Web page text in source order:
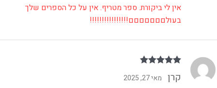
אין לי ביקורת. ספר מטריף. אין על כל הספרים שלך
בעולםםםםםםם!!!!!!!!!!!!!!!!
דורג 5קרן מאי 27, 2025